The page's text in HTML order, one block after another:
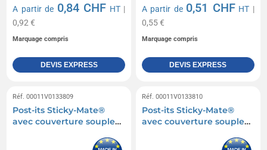
A partir de 0,84 CHF HT|
0,92 €
Marquage compris
DEVIS EXPRESS
A partir de 0,51 CHF HT |
0,55 €
Marquage compris
DEVIS EXPRESS
Réf. 00011V0133809
Post-its Sticky-Mate®
avec couverture souple
Réf. 00011V0133810
Post-its Sticky-Mate®
avec couverture souple